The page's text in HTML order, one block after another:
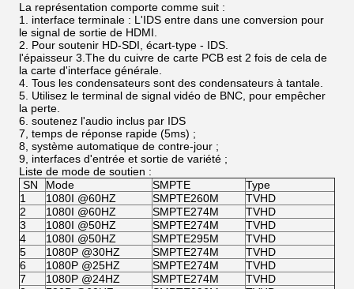
La représentation comporte comme suit :
1. interface terminale : L'IDS entre dans une conversion pour
le signal de sortie de HDMI.
2. Pour soutenir HD-SDI, écart-type - IDS.
l'épaisseur 3.The du cuivre de carte PCB est 2 fois de cela de
la carte d'interface générale.
4. Tous les condensateurs sont des condensateurs à tantale.
5. Utilisez le terminal de signal vidéo de BNC, pour empêcher
la perte.
6. soutenez l'audio inclus par IDS
7, temps de réponse rapide (5ms) ;
8, système automatique de contre-jour ;
9, interfaces d'entrée et sortie de variété ;
Liste de mode de soutien :
SN
Mode SMPTE
Type
1
1080I @60HZ SMPTE260M
TVHD
2
1080I @60HZ SMPTE274M
TVHD
3
1080I @50HZ SMPTE274M
TVHD
4
1080I @50HZ SMPTE295M
TVHD
5
1080P @30HZ SMPTE274M
TVHD
6
1080P @25HZ SMPTE274M
TVHD
7
1080P @24HZ SMPTE274M
TVHD